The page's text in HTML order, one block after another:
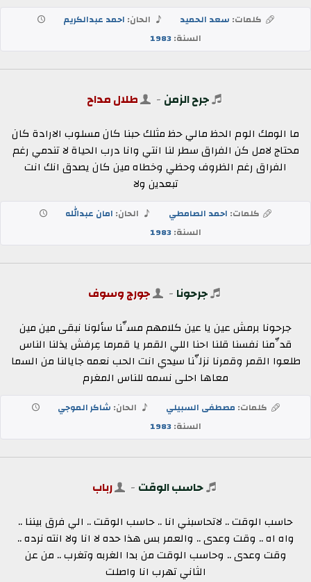
كلمات: سعد الحميد الحان: احمد عبدالكريم
السنة:1983
جرح الزمن - طلال مداح
ما الومك الوم الحظ مالي حظ مثلك حبنا كان مسلوب الارادة كان
محتاج لامل كن الفراق سطر لنا انتي وانا درب الحياة لا تندمي رغم
الفراق رغم الظروف وحظي وخطاه مين كان يصدق انك انت
تبعدين ولا
كلمات: احمد الصامطي الحان: امان عبدالله
السنة:1983
جرحونا - جورج وسوف
جرحونا برمش عين يا عين كلامهم مسِّنا سألونا نبقى مين مين
قدِّمنا نفسنا قلنا احنا اللي القمر يا قمرما عِرفش يذلنا الناس
طلعوا القمر وقمرنا نزلِّنا سيدي انت الحب نعمه جايالنا من السما
معاها احلى نسمه للناس المغرم
كلمات: مصطفى السبيلي الحان: شاكر الموجي
السنة:1983
حاسب الوقت - رباب
حاسب الوقت .. لاتحاسبني انا .. حاسب الوقت .. الي فرق بيننا ..
واه اه .. وقت وعدى .. والعمر بس هذا حده لا انا ولا انته نرده ..
وقت وعدى .. وحاسب الوقت من بدا الغربه وتغرب .. من عن
الثاني تهرب انا واصلت